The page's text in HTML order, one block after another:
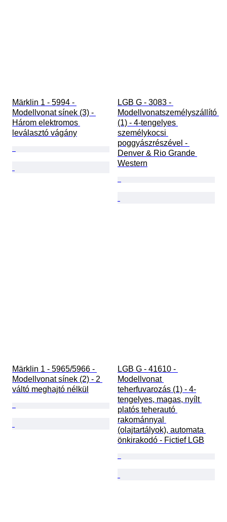
Märklin 1 - 5994 -
Modellvonat sínek (3) -
Három elektromos
leválasztó vágány
LGB G - 3083 -
Modellvonatszemélyszállító
(1) - 4-tengelyes
személykocsi
poggyászrészével -
Denver & Rio Grande
Western
Märklin 1 - 5965/5966 -
Modellvonat sínek (2) - 2
váltó meghajtó nélkül
LGB G - 41610 -
Modellvonat
teherfuvarozás (1) - 4-
tengelyes, magas, nyílt
platós teherautó
rakománnyal
(olajtartályok), automata
önkirakodó - Fictief LGB